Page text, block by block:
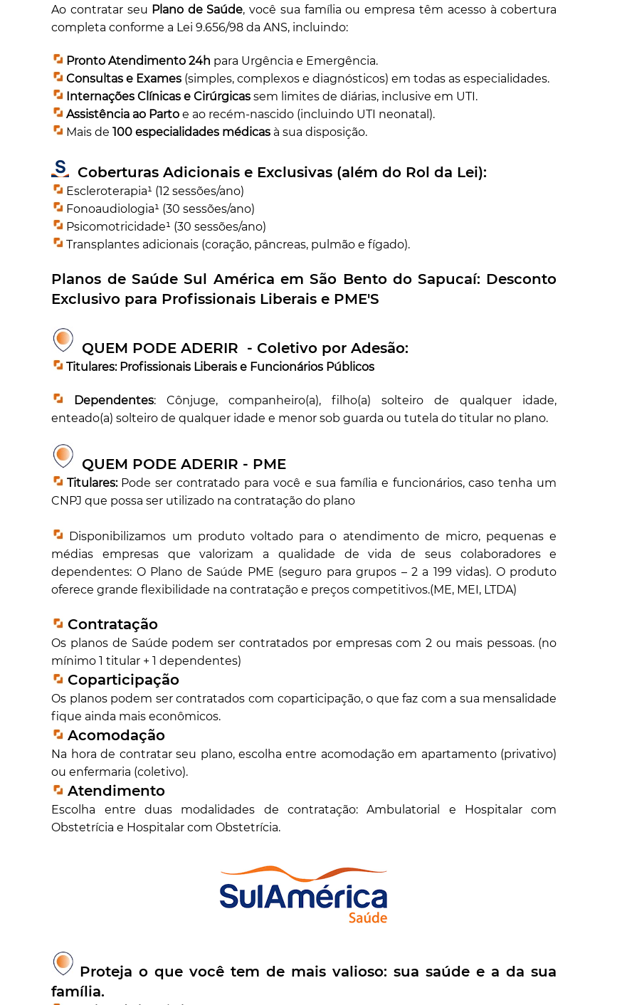
Ao contratar seu Plano de Saúde, você sua família ou empresa têm acesso à cobertura
completa conforme a Lei 9.656/98 da ANS, incluindo:
Pronto Atendimento 24h para Urgência e Emergência.
Consultas e Exames (simples, complexos e diagnósticos) em todas as especialidades.
Internações Clínicas e Cirúrgicas sem limites de diárias, inclusive em UTI.
Assistência ao Parto e ao recém-nascido (incluindo UTI neonatal).
Mais de100 especialidades médicas à sua disposição.
Coberturas Adicionais e Exclusivas (além do Rol da Lei):
Escleroterapia¹ (12 sessões/ano)
Fonoaudiologia¹ (30 sessões/ano)
Psicomotricidade¹ (30 sessões/ano)
Transplantes adicionais (coração, pâncreas, pulmão e fígado).
Planos de Saúde Sul América emSão Bento do Sapucaí: Desconto
Exclusivo para Profissionais Liberais e PME'S
QUEM PODE ADERIR - Coletivo por Adesão:
Titulares: Profissionais Liberais e Funcionários Públicos
Dependentes: Cônjuge, companheiro(a), filho(a) solteiro de qualquer idade,
enteado(a) solteiro de qualquer idade e menor sob guarda ou tutela do titular no plano.
QUEM PODE ADERIR - PME
Titulares: Pode ser contratado para você e sua família e funcionários, caso tenha um
CNPJ que possa ser utilizado na contratação do plano
Disponibilizamos um produto voltado para o atendimento de micro, pequenas e
médias empresas que valorizam a qualidade de vida de seus colaboradores e
dependentes: O Plano de Saúde PME (seguro para grupos – 2 a 199 vidas). O produto
oferece grande flexibilidade na contratação e preços competitivos.(ME, MEI, LTDA)
Contratação
Os planos de Saúde podem ser contratados por empresas com 2 ou mais pessoas. (no
mínimo 1 titular + 1 dependentes)
Coparticipação
Os planos podem ser contratados com coparticipação, o que faz com a sua mensalidade
fique ainda mais econômicos.
Acomodação
Na hora de contratar seu plano, escolha entre acomodação em apartamento (privativo)
ou enfermaria (coletivo).
Atendimento
Escolha entre duas modalidades de contratação: Ambulatorial e Hospitalar com
Obstetrícia e Hospitalar com Obstetrícia.
Proteja o que você tem de mais valioso: sua saúde e a da sua
família.